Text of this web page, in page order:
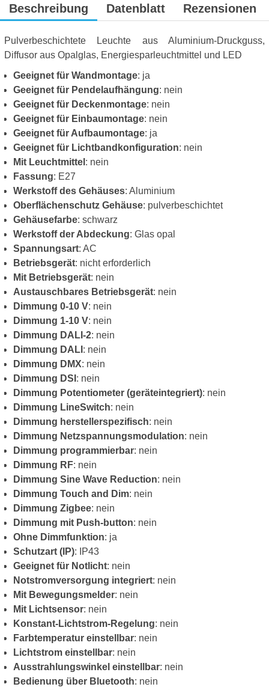
Beschreibung Datenblatt Rezensionen
Pulverbeschichtete Leuchte aus Aluminium-Druckguss,
Diffusor aus Opalglas, Energiesparleuchtmittel und LED
Geeignet für Wandmontage: ja
Geeignet für Pendelaufhängung: nein
Geeignet für Deckenmontage: nein
Geeignet für Einbaumontage: nein
Geeignet für Aufbaumontage: ja
Geeignet für Lichtbandkonfiguration: nein
Mit Leuchtmittel : nein
Fassung: E27
Werkstoff des Gehäuses: Aluminium
Oberflächenschutz Gehäuse: pulverbeschichtet
Gehäusefarbe: schwarz
Werkstoff der Abdeckung: Glas opal
Spannungsart: AC
Betriebsgerät: nicht erforderlich
Mit Betriebsgerät: nein
Austauschbares Betriebsgerät: nein
Dimmung 0-10 V: nein
Dimmung 1-10 V: nein
Dimmung DALI-2: nein
Dimmung DALI : nein
Dimmung DMX: nein
Dimmung DSI : nein
Dimmung Potentiometer (geräteintegriert): nein
Dimmung LineSwitch: nein
Dimmung herstellerspezifisch: nein
Dimmung Netzspannungsmodulation: nein
Dimmung programmierbar: nein
Dimmung RF: nein
Dimmung Sine Wave Reduction: nein
Dimmung Touch and Dim: nein
Dimmung Zigbee: nein
Dimmung mit Push-button: nein
Ohne Dimmfunktion: ja
Schutzart (IP): IP43
Geeignet für Notlicht: nein
Notstromversorgung integriert: nein
Mit Bewegungsmelder: nein
Mit Lichtsensor: nein
Konstant-Lichtstrom-Regelung: nein
Farbtemperatur einstellbar: nein
Lichtstrom einstellbar: nein
Ausstrahlungswinkel einstellbar: nein
Bedienung über Bluetooth: nein